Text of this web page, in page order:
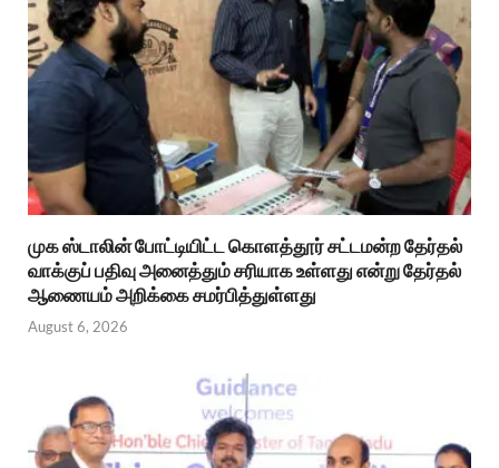
முக ஸ்டாலின் போட்டியிட்ட கொளத்தூர் சட்டமன்ற தேர்தல்
வாக்குப் பதிவு அனைத்தும் சரியாக உள்ளது என்று தேர்தல்
ஆணையம் அறிக்கை சமர்பித்துள்ளது
August 6, 2026